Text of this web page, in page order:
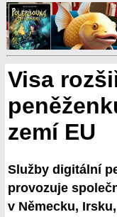
Visa
zemí EU
Služby digitální
provozuje
v Německu,